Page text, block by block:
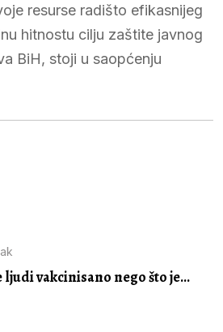
resurse radišto efikasnijeg
hitnostu cilju zaštite javnog
BiH, stoji u saopćenju
ljudi vakcinisano nego što je...